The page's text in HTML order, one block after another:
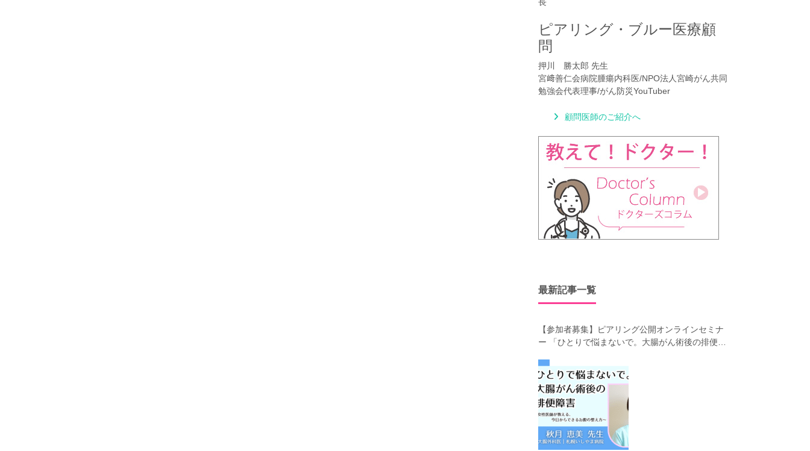
長
ピアリング・ブルー医療顧
問
押川 勝太郎 先生
宮﨑善仁会病院腫瘍内科医/NPO法人宮崎がん共同
勉強会代表理事/がん防災YouTuber
顧問医師のご紹介へ
最新記事一覧
【参加者募集】ピアリング公開オンラインセミナ
ー 「ひとりで悩まないで。大腸がん術後の排便障
え方～」（第41回笑顔塾）